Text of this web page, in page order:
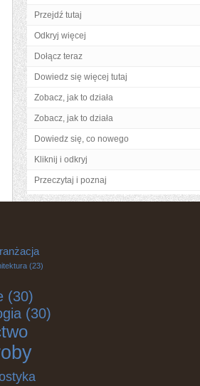
Przejdź tutaj
Odkryj więcej
Dołącz teraz
Dowiedz się więcej tutaj
Zobacz, jak to działa
Zobacz, jak to działa
Dowiedz się, co nowego
Kliknij i odkryj
Przeczytaj i poznaj
(23)
(30)
(30)